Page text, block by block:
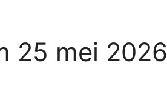
25 mei 2026